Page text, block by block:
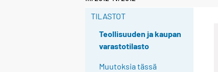
TILASTOT
Teollisuuden ja kaupan
varastotilasto
Muutoksia tässä